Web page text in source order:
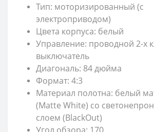
Тип: моторизированный (с
электроприводом)
Цвета корпуса: белый
Управление: проводной 2-х
выключатель
Диагональ: 84 дюйма
Формат: 4:3
Материал полотна: белый
(Matte White) со
слоем (BlackOut)
Угол обзора: 170